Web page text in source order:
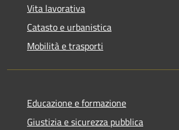
Vita lavorativa
Catasto e urbanistica
Mobilità e trasporti
Educazione e formazione
Giustizia e sicurezza pubblica